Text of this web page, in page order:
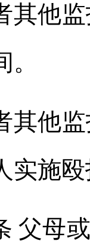
其他
其他
实施
父母